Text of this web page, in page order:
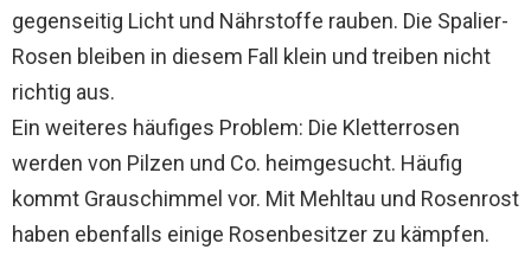
gegenseitig Licht und Nährstoffe rauben. Die Spalier-
Rosen bleiben in diesem Fall klein und treiben nicht
richtig aus.
Ein weiteres häufiges Problem: Die Kletterrosen
werden von Pilzen und Co. heimgesucht. Häufig
kommt Grauschimmel vor. Mit Mehltau und Rosenrost
haben ebenfalls einige Rosenbesitzer zu kämpfen.